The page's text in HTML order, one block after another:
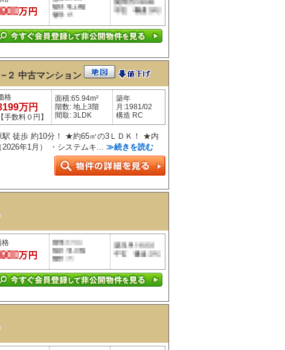
２ 中古マンション
格
万円
【手数料０円】
面積:65.94m²
階数: 地上3階
間取: 3LDK
築年
月:1981/02
構造 RC
徒歩 約10分！ ★約65㎡の3ＬＤＫ！ ★内
年1月） ・システムキ... ≫続きを読む
格